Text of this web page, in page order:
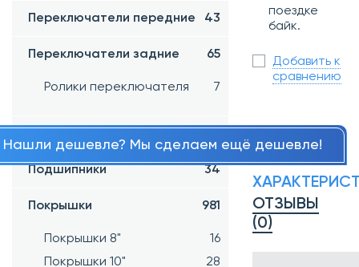
Переключатели передние 43
Переключатели задние 65
Ролики переключателя 7
Подшипники 34
Покрышки 981
Покрышки 8"
16
Покрышки 10"
28
поездке
байк.
Добавить к
сравнению
Нашли дешевле? Мы сделаем ещё дешевле!
ОТЗЫВЫ
(0)